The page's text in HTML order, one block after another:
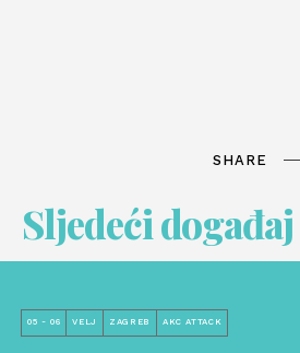
SHARE
Sljedeći događaj
05 - 06 VELJ ZAGREB AKC ATTACK